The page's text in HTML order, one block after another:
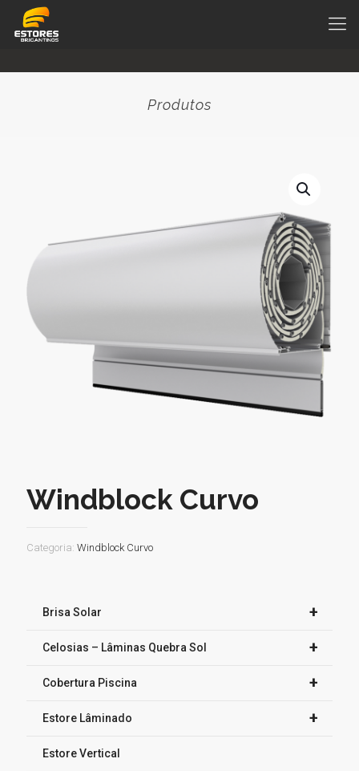
Produtos
Windblock Curvo
Categoria: Windblock Curvo
+
Brisa Solar
+
Celosias – Lâminas Quebra Sol
+
Cobertura Piscina
+
Estore Lâminado
Estore Vertical